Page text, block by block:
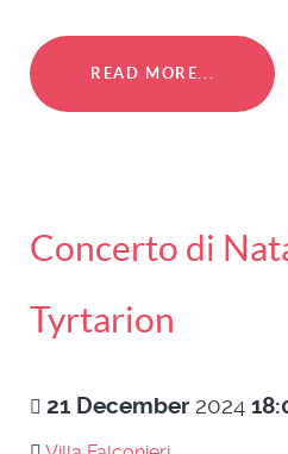
READ MORE...
Concerto di
Tyrtarion
21 December 2024